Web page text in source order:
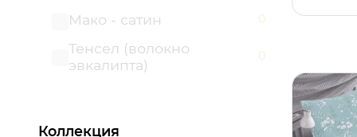
Мако - сатин 0
Тенсел (волокно
эвкалипта)
0
Коллекция